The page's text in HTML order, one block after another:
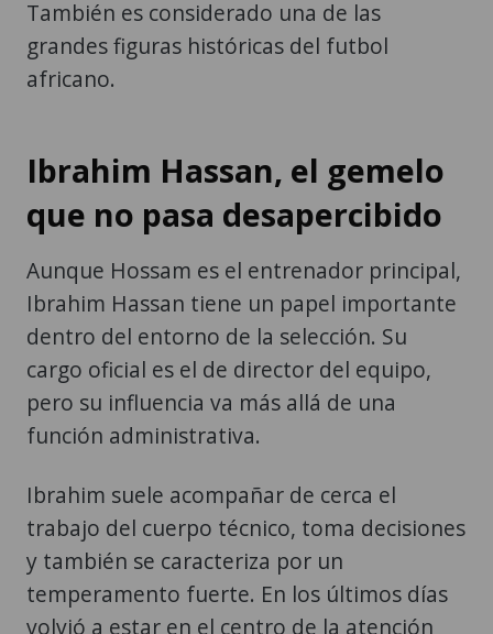
También es considerado una de las
grandes figuras históricas del futbol
africano.
Ibrahim Hassan, el gemelo
que no pasa desapercibido
Aunque Hossam es el entrenador principal,
Ibrahim Hassan tiene un papel importante
dentro del entorno de la selección. Su
cargo oficial es el de director del equipo,
pero su influencia va más allá de una
función administrativa.
Ibrahim suele acompañar de cerca el
trabajo del cuerpo técnico, toma decisiones
y también se caracteriza por un
temperamento fuerte. En los últimos días
volvió a estar en el centro de la atención